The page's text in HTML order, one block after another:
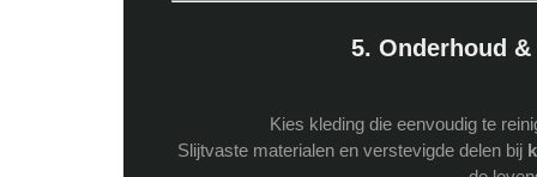
5. Onderhoud
Kies kleding die eenvoudig te
Slijtvaste materialen en verstevigde delen bij